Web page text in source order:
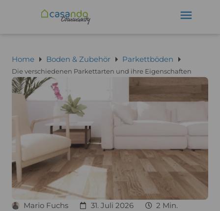
Home Boden & Zubehör Parkettböden
Die verschiedenen Parkettarten und ihre Eigenschaften
Mario Fuchs 31. Juli 2026 2 Min.